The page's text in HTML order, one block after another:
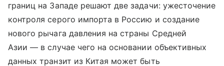
границ на Западе решают две задачи: ужесточение
контроля серого импорта в Россию и создание
нового рычага давления на страны Средней
Азии — в случае чего на основании объективных
данных транзит из Китая может быть